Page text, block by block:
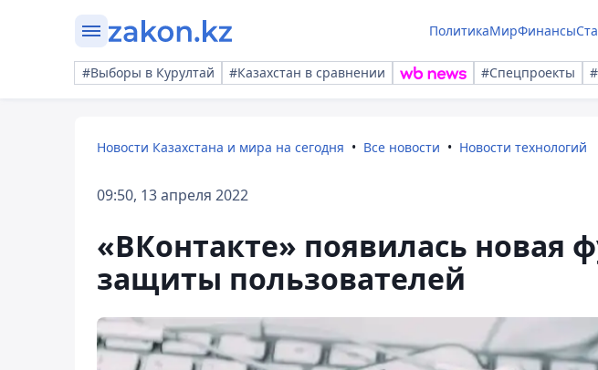
ПолитикаМирФинансы
#Выборы в Курултай #Казахстан в сравнении #Спецпроекты
Новости Казахстана и мира на сегодня Все новости Новости технологий
09:50, 13 апреля 2022
«ВКонтакте» появилась новая
защиты пользователей